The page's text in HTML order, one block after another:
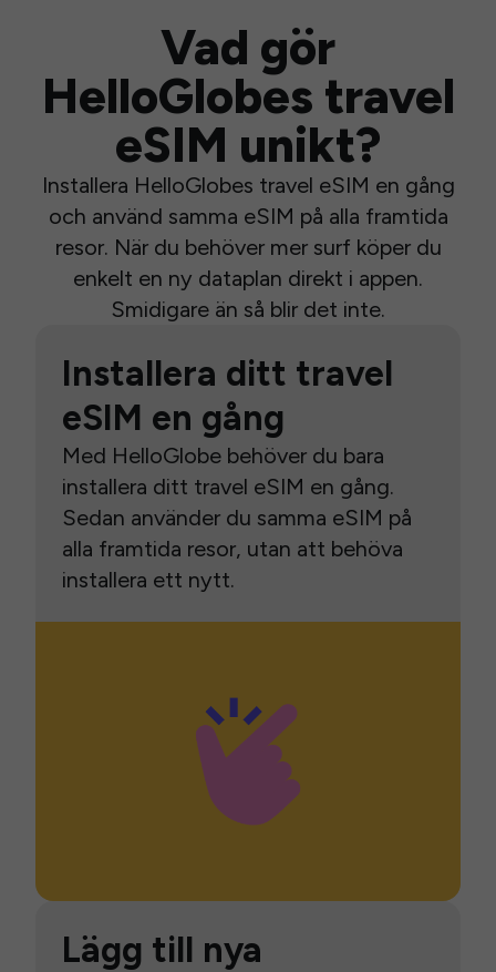
Vad gör
HelloGlobes travel
eSIM unikt?
Installera HelloGlobes travel eSIM en gång
och använd samma eSIM på alla framtida
resor. När du behöver mer surf köper du
enkelt en ny dataplan direkt i appen.
Smidigare än så blir det inte.
Installera ditt travel
eSIM en gång
Med HelloGlobe behöver du bara
installera ditt travel eSIM en gång.
Sedan använder du samma eSIM på
alla framtida resor, utan att behöva
installera ett nytt.
Lägg till nya